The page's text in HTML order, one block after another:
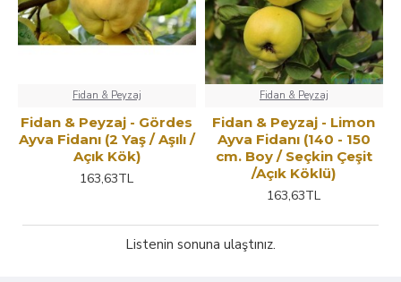
Fidan & Peyzaj
Fidan & Peyzaj - Gördes
Ayva Fidanı (2 Yaş / Aşılı /
Açık Kök)
163,63TL
Fidan & Peyzaj
Fidan & Peyzaj - Limon
Ayva Fidanı (140 - 150
cm. Boy / Seçkin Çeşit
/Açık Köklü)
163,63TL
Listenin sonuna ulaştınız.